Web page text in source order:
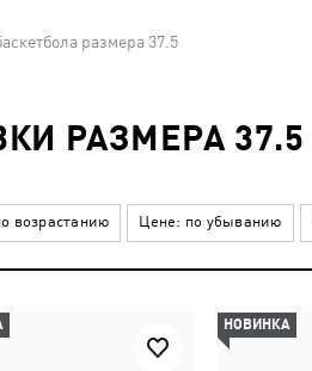
размера 37.5
РАЗМЕРА 37.5
возрастанию Цене: по убыванию
НОВИНКА